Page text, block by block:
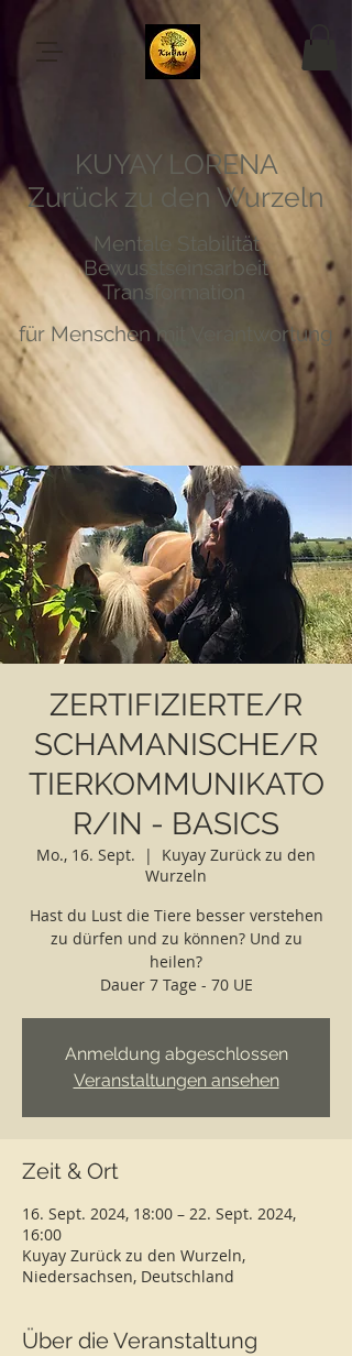
KUYAY LORENA
Zurück zu den Wurzeln
Mentale Stabilität
Bewusstseinsarbeit
Transformation
für Menschen mit Verantwortung
ZERTIFIZIERTE/R
SCHAMANISCHE/R
TIERKOMMUNIKATO
R/IN - BASICS
Mo., 16. Sept.
  |
Kuyay Zurück zu den
Wurzeln
Hast du Lust die Tiere besser verstehen
zu dürfen und zu können? Und zu
heilen?
Dauer 7 Tage - 70 UE
Anmeldung abgeschlossen
Veranstaltungen ansehen
Zeit & Ort
16. Sept. 2024, 18:00 – 22. Sept. 2024,
16:00
Kuyay Zurück zu den Wurzeln,
Niedersachsen, Deutschland
Über die Veranstaltung